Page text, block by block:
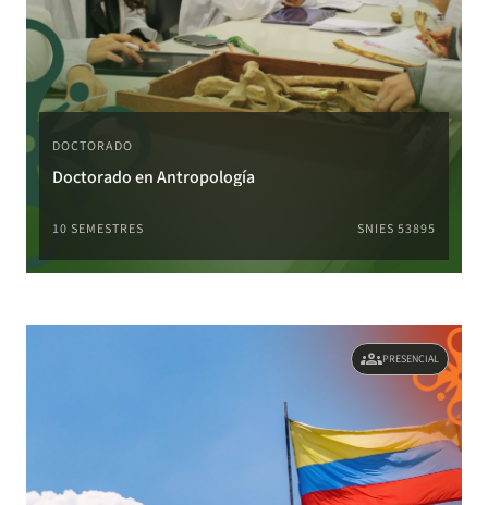
DOCTORADO
Doctorado en Antropología
10 SEMESTRES SNIES 53895
groupsPRESENCIAL